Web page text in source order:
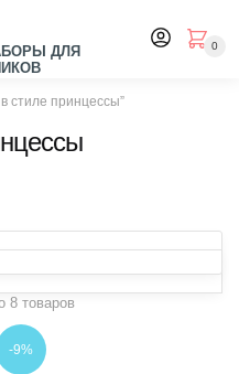
ДЛЯ
0
стиле принцессы”
8 товаров
-9%